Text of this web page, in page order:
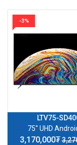
-3%
LTV75-
75'' UHD
3,170,000₮